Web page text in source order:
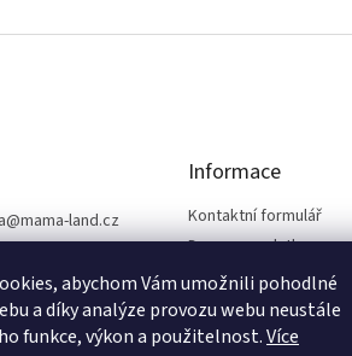
abychom Vám umožnili pohodlné
a díky analýze provozu webu neustále
funkce, výkon a použitelnost.Více
@mama-land.cz
Informace
Kontaktní formulář
Doprava a platba
Obchodní podmínky
Ochrana osobních údajů
Reklamace a vrácení